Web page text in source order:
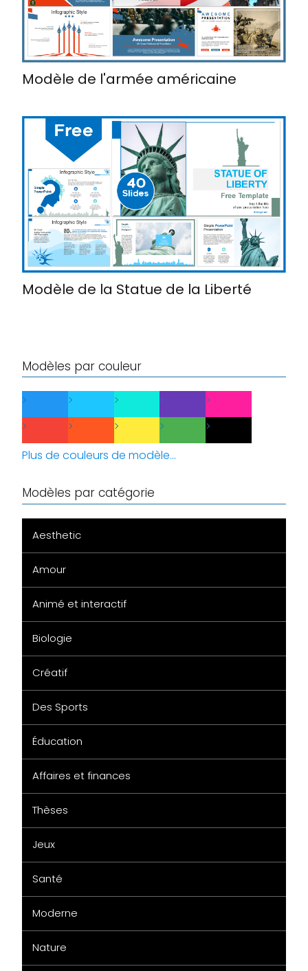
Modèle de l'armée américaine
Modèle de la Statue de la Liberté
Modèles par couleur
Plus de couleurs de modèle...
Modèles par catégorie
Aesthetic
Amour
Animé et interactif
Biologie
Créatif
Des Sports
Éducation
Affaires et finances
Thèses
Jeux
Santé
Moderne
Nature